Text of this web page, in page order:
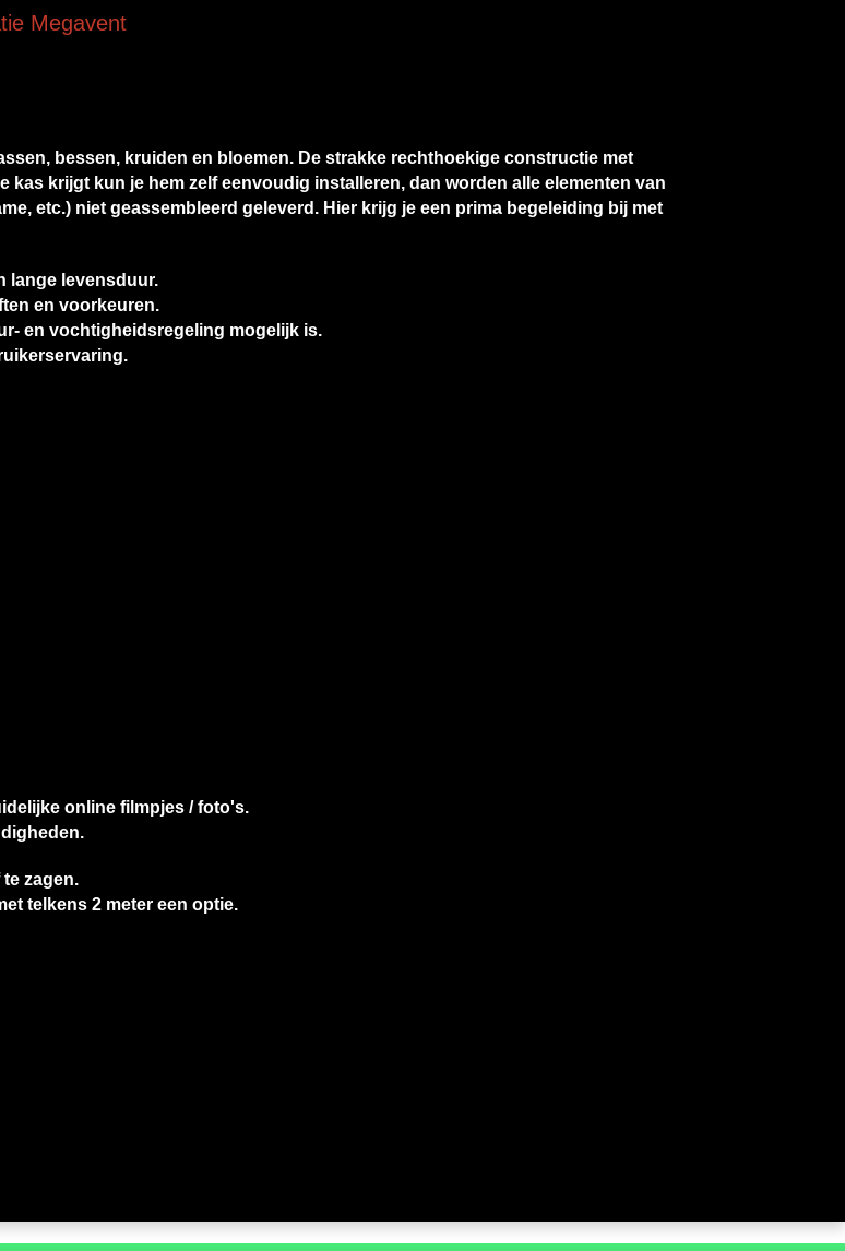
Megavent
bessen, kruiden en bloemen. De strakke rechthoekige constructie met
krijgt kun je hem zelf eenvoudig installeren, dan worden alle elementen van
etc.) niet geassembleerd geleverd. Hier krijg je een prima begeleiding bij met
lange levensduur.
en voorkeuren.
en vochtigheidsregeling mogelijk is.
online filmpjes / foto's.
zagen.
telkens 2 meter een optie.